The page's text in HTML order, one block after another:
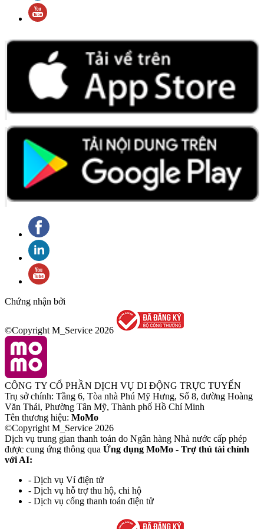
Chứng nhận bởi
©Copyright M_Service 2026
CÔNG TY CỔ PHẦN DỊCH VỤ DI ĐỘNG TRỰC TUYẾN
Trụ sở chính: Tầng 6, Tòa nhà Phú Mỹ Hưng, Số 8, đường Hoàng
Văn Thái, Phường Tân Mỹ, Thành phố Hồ Chí Minh
Tên thương hiệu: MoMo
©Copyright M_Service 2026
Dịch vụ trung gian thanh toán do Ngân hàng Nhà nước cấp phép
được cung ứng thông qua Ứng dụng MoMo - Trợ thủ tài chính
với AI:
- Dịch vụ Ví điện tử
- Dịch vụ hỗ trợ thu hộ, chi hộ
- Dịch vụ cổng thanh toán điện tử